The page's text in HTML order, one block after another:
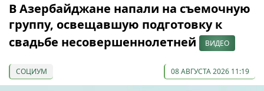
В Азербайджане напали на съемочную
группу, освещавшую подготовку к
свадьбе несовершеннолетней
ВИДЕО
СОЦИУМ 08 АВГУСТА 2026 11:19